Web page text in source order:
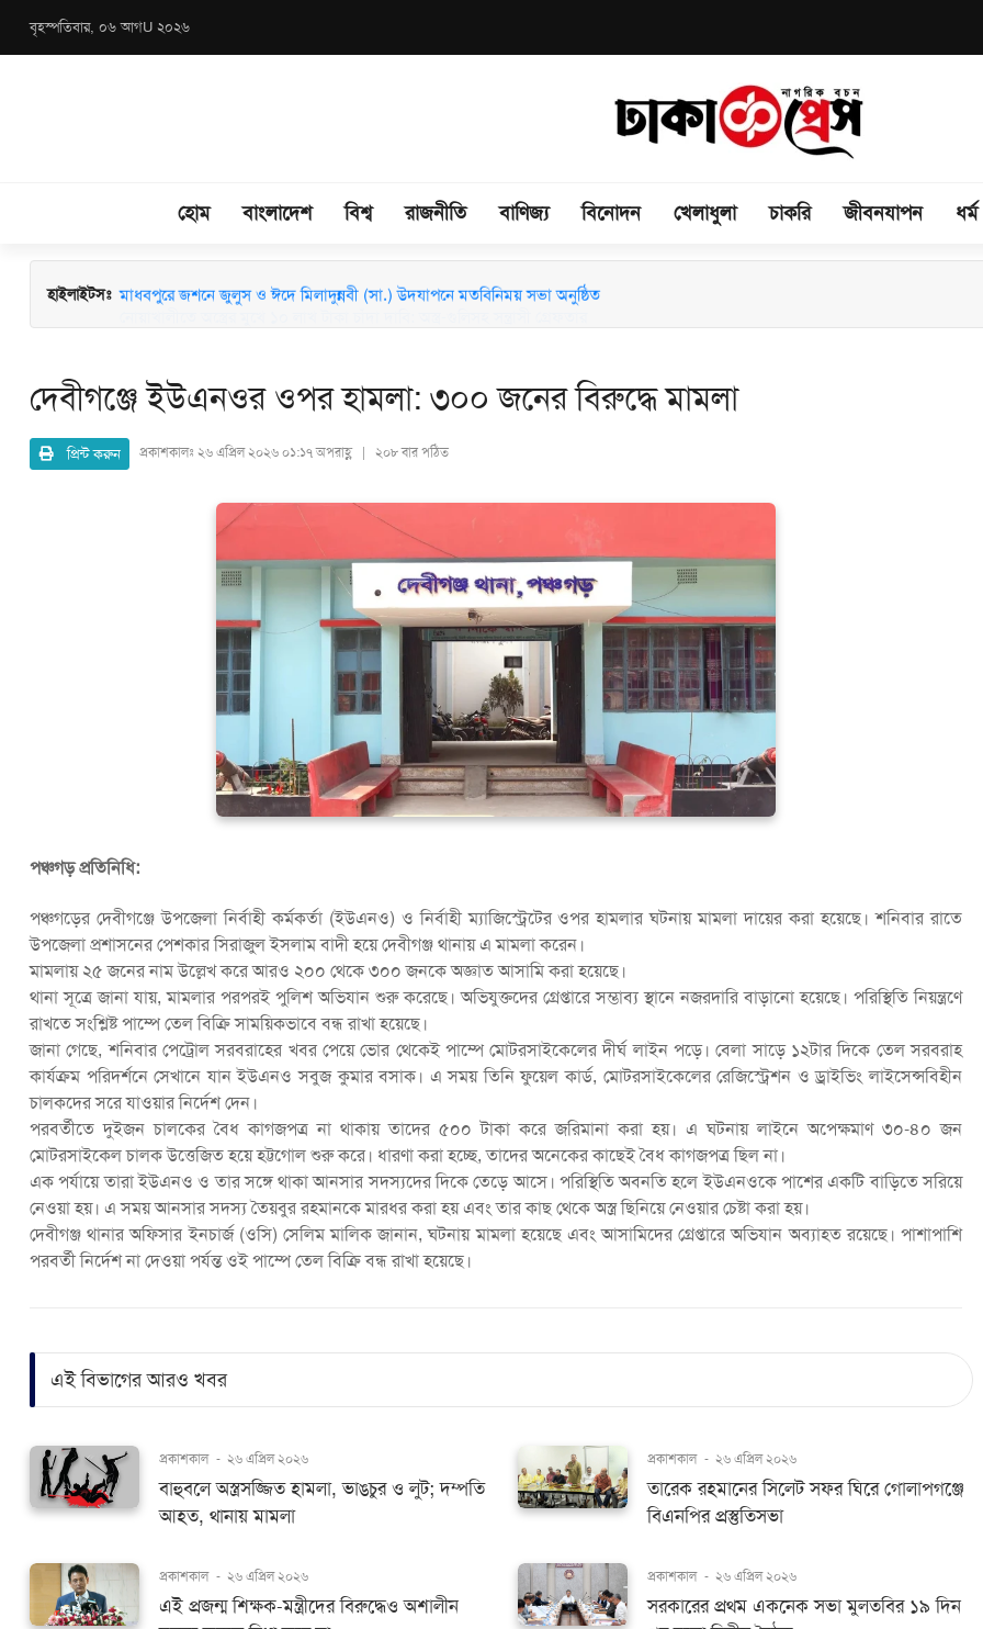
বৃহস্পতিবার, ০৬ আগU ২০২৬
হোম বাংলাদেশ বিশ্ব রাজনীতি বাণিজ্য বিনোদন খেলাধুলা চাকরি জীবনযাপন ধর্ম
হাইলাইটসঃ মাধবপুরে জশনে জুলুস ও ঈদে মিলাদুন্নবী (সা.) উদযাপনে মতবিনিময় সভা অনুষ্ঠিত
দেবীগঞ্জে ইউএনওর ওপর হামলা: ৩০০ জনের বিরুদ্ধে মামলা
প্রিন্ট করুন প্রকাশকালঃ ২৬ এপ্রিল ২০২৬ ০১:১৭ অপরাহ্ণ | ২০৮ বার পঠিত
পঞ্চগড় প্রতিনিধি:
পঞ্চগড়ের দেবীগঞ্জে উপজেলা নির্বাহী কর্মকর্তা (ইউএনও) ও নির্বাহী ম্যাজিস্ট্রেটের ওপর হামলার ঘটনায় মামলা দায়ের করা হয়েছে। শনিবার রাতে
উপজেলা প্রশাসনের পেশকার সিরাজুল ইসলাম বাদী হয়ে দেবীগঞ্জ থানায় এ মামলা করেন।
মামলায় ২৫ জনের নাম উল্লেখ করে আরও ২০০ থেকে ৩০০ জনকে অজ্ঞাত আসামি করা হয়েছে।
থানা সূত্রে জানা যায়, মামলার পরপরই পুলিশ অভিযান শুরু করেছে। অভিযুক্তদের গ্রেপ্তারে সম্ভাব্য স্থানে নজরদারি বাড়ানো হয়েছে। পরিস্থিতি নিয়ন্ত্রণে
রাখতে সংশ্লিষ্ট পাম্পে তেল বিক্রি সাময়িকভাবে বন্ধ রাখা হয়েছে।
জানা গেছে, শনিবার পেট্রোল সরবরাহের খবর পেয়ে ভোর থেকেই পাম্পে মোটরসাইকেলের দীর্ঘ লাইন পড়ে। বেলা সাড়ে ১২টার দিকে তেল সরবরাহ
কার্যক্রম পরিদর্শনে সেখানে যান ইউএনও সবুজ কুমার বসাক। এ সময় তিনি ফুয়েল কার্ড, মোটরসাইকেলের রেজিস্ট্রেশন ও ড্রাইভিং লাইসেন্সবিহীন
চালকদের সরে যাওয়ার নির্দেশ দেন।
পরবর্তীতে দুইজন চালকের বৈধ কাগজপত্র না থাকায় তাদের ৫০০ টাকা করে জরিমানা করা হয়। এ ঘটনায় লাইনে অপেক্ষমাণ ৩০-৪০ জন
মোটরসাইকেল চালক উত্তেজিত হয়ে হট্টগোল শুরু করে। ধারণা করা হচ্ছে, তাদের অনেকের কাছেই বৈধ কাগজপত্র ছিল না।
এক পর্যায়ে তারা ইউএনও ও তার সঙ্গে থাকা আনসার সদস্যদের দিকে তেড়ে আসে। পরিস্থিতি অবনতি হলে ইউএনওকে পাশের একটি বাড়িতে সরিয়ে
নেওয়া হয়। এ সময় আনসার সদস্য তৈয়বুর রহমানকে মারধর করা হয় এবং তার কাছ থেকে অস্ত্র ছিনিয়ে নেওয়ার চেষ্টা করা হয়।
দেবীগঞ্জ থানার অফিসার ইনচার্জ (ওসি) সেলিম মালিক জানান, ঘটনায় মামলা হয়েছে এবং আসামিদের গ্রেপ্তারে অভিযান অব্যাহত রয়েছে। পাশাপাশি
পরবর্তী নির্দেশ না দেওয়া পর্যন্ত ওই পাম্পে তেল বিক্রি বন্ধ রাখা হয়েছে।
এই বিভাগের আরও খবর
প্রকাশকাল - ২৬ এপ্রিল ২০২৬
বাহুবলে অস্ত্রসজ্জিত হামলা, ভাঙচুর ও লুট; দম্পতি
আহত, থানায় মামলা
প্রকাশকাল - ২৬ এপ্রিল ২০২৬
তারেক রহমানের সিলেট সফর ঘিরে গোলাপগঞ্জে
বিএনপির প্রস্তুতিসভা
প্রকাশকাল - ২৬ এপ্রিল ২০২৬
এই প্রজন্ম শিক্ষক-মন্ত্রীদের বিরুদ্ধেও অশালীন
প্রকাশকাল - ২৬ এপ্রিল ২০২৬
সরকারের প্রথম একনেক সভা মুলতবির ১৯ দিন